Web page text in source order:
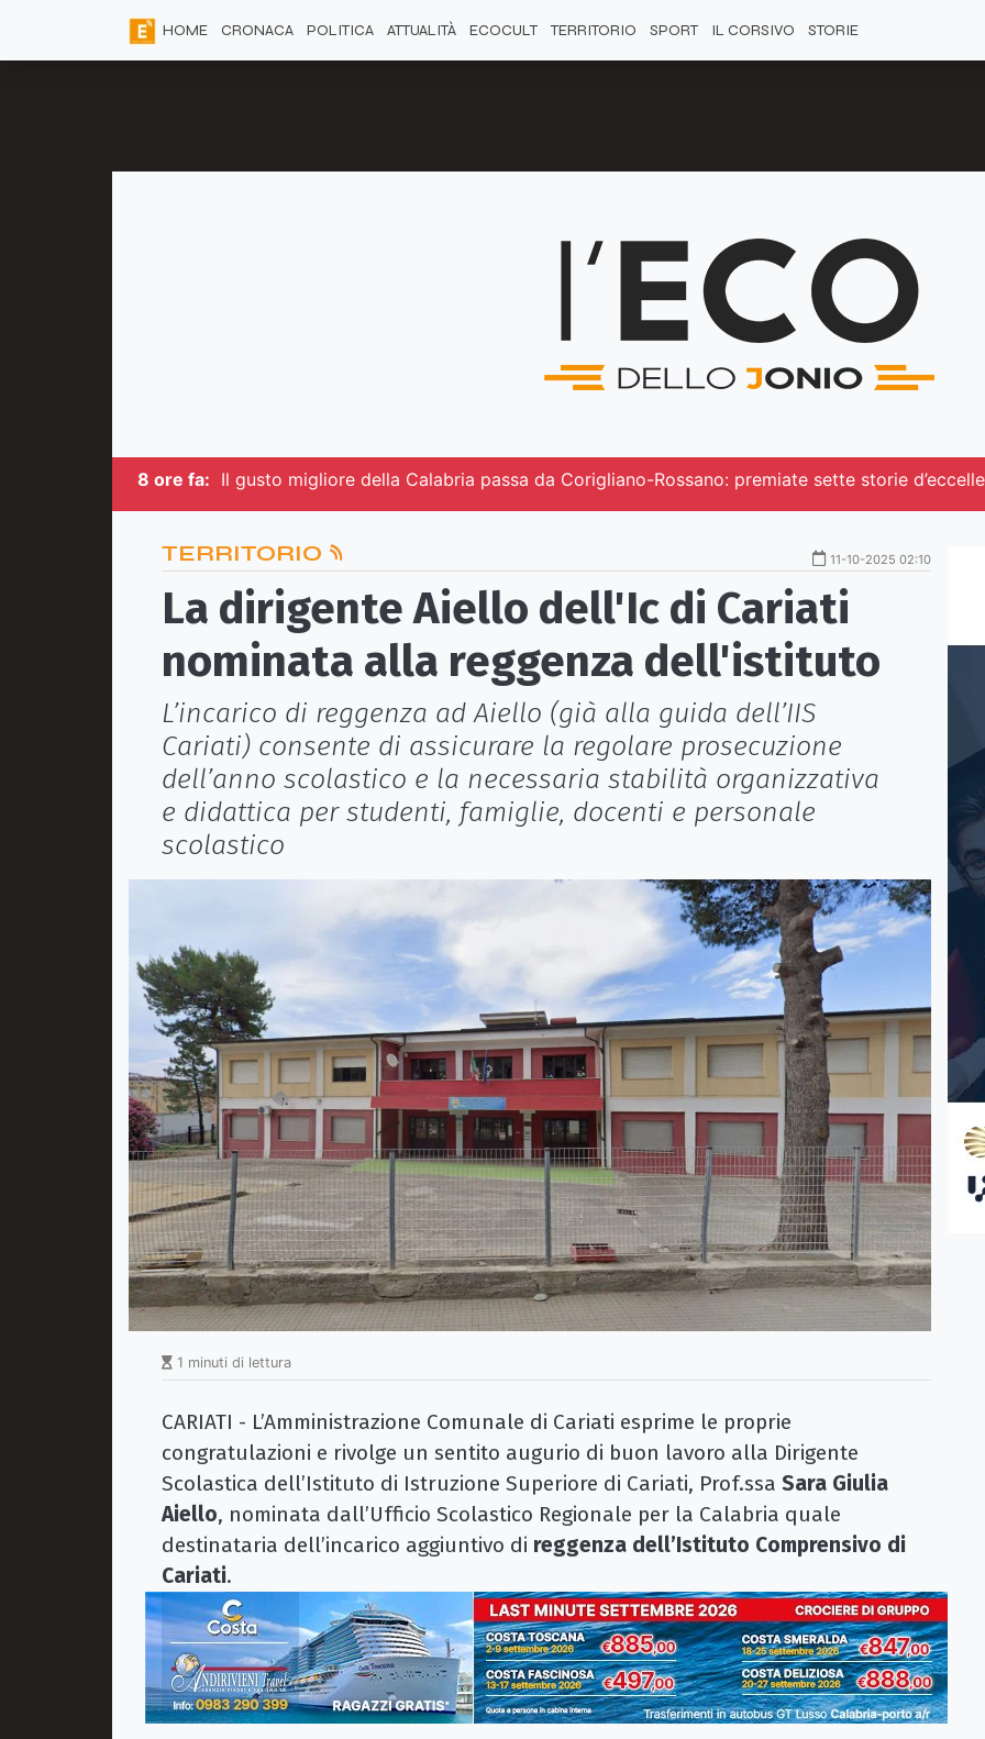
HOME CRONACA POLITICA ATTUALITÀ ECOCULT TERRITORIO SPORT IL CORSIVO STORIE
8 ore fa: Il gusto migliore della Calabria passa da Corigliano-Rossano: premiate sette storie
TERRITORIO 11-10-2025 02:10
La dirigente Aiello dell'Ic di Cariati
nominata alla reggenza dell'istituto
L’incarico di reggenza ad Aiello (già alla guida dell’IIS
Cariati) consente di assicurare la regolare prosecuzione
dell’anno scolastico e la necessaria stabilità organizzativa
e didattica per studenti, famiglie, docenti e personale
scolastico
1 minuti di lettura
CARIATI - L’Amministrazione Comunale di Cariati esprime le proprie
congratulazioni e rivolge un sentito augurio di buon lavoro alla Dirigente
Scolastica dell’Istituto di Istruzione Superiore di Cariati, Prof.ssa Sara Giulia
Aiello, nominata dall’Ufficio Scolastico Regionale per la Calabria quale
destinataria dell’incarico aggiuntivo di reggenza dell’Istituto Comprensivo di
Cariati.